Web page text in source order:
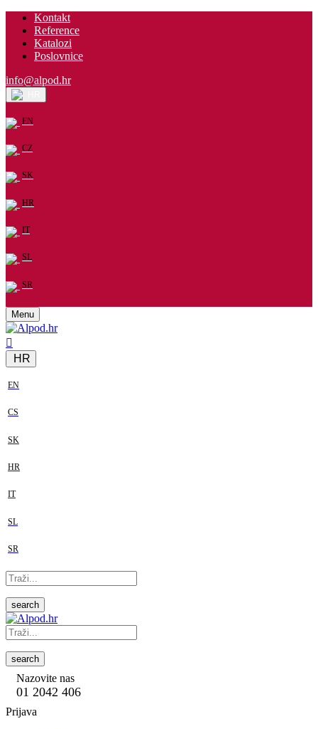
Kontakt
Reference
Katalozi
Poslovnice
info@alpod.hr
EN
CZ
SK
HR
IT
SL
SR
Menu
HR
EN
CS
SK
HR
IT
SL
SR
search
search
Nazovite nas
01 2042 406
Prijava